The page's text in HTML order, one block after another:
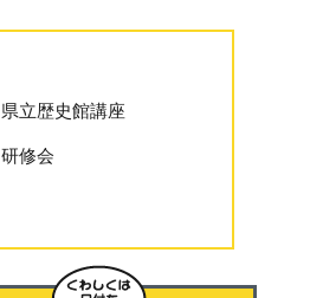
県立歴史館講座
研修会